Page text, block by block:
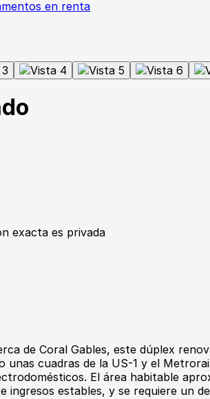
en renta
exacta es privada
de Coral Gables, este dúplex
unas cuadras de la US-1 y el
El área habitable
ingresos estables, y se requiere un